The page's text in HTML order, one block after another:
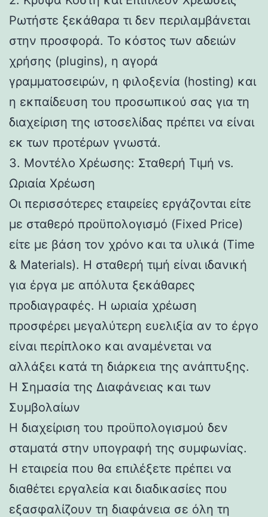
Ρωτήστε ξεκάθαρα τι δεν περιλαμβάνεται
στην προσφορά. Το κόστος των αδειών
χρήσης (plugins), η αγορά
γραμματοσειρών, η φιλοξενία (hosting) και
η εκπαίδευση του προσωπικού σας για τη
διαχείριση της ιστοσελίδας πρέπει να είναι
εκ των προτέρων γνωστά.
3. Μοντέλο Χρέωσης: Σταθερή Τιμή vs.
Ωριαία Χρέωση
Οι περισσότερες εταιρείες εργάζονται είτε
με σταθερό προϋπολογισμό (Fixed Price)
είτε με βάση τον χρόνο και τα υλικά (Time
& Materials). Η σταθερή τιμή είναι ιδανική
για έργα με απόλυτα ξεκάθαρες
προδιαγραφές. Η ωριαία χρέωση
προσφέρει μεγαλύτερη ευελιξία αν το έργο
είναι περίπλοκο και αναμένεται να
αλλάξει κατά τη διάρκεια της ανάπτυξης.
Η Σημασία της Διαφάνειας και των
Συμβολαίων
Η διαχείριση του προϋπολογισμού δεν
σταματά στην υπογραφή της συμφωνίας.
Η εταιρεία που θα επιλέξετε πρέπει να
διαθέτει εργαλεία και διαδικασίες που
εξασφαλίζουν τη διαφάνεια σε όλη τη